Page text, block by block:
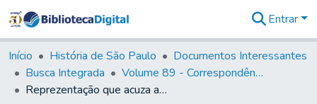
&
Coleções
Tudo na
Biblioteca
Entrar
Início História de São Paulo
Documentos Interessantes
Busca Integrada
Volume 89 - Correspondência do então Governador e Capitão General de São Paulo, Antonio Manoel de Mello Castro (1797-1802)
Reprezentação que acuza a Carta acima